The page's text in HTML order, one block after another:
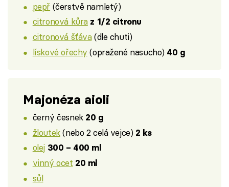
pepř (čerstvě namletý)
citronová kůra z 1/2 citronu
citronová šťáva(dle chuti)
lískové ořechy (opražené nasucho) 40 g
Majonéza aioli
černý česnek 20 g
žloutek(nebo 2 celá vejce) 2 ks
olej 300 – 400 ml
vinný ocet 20 ml
sůl